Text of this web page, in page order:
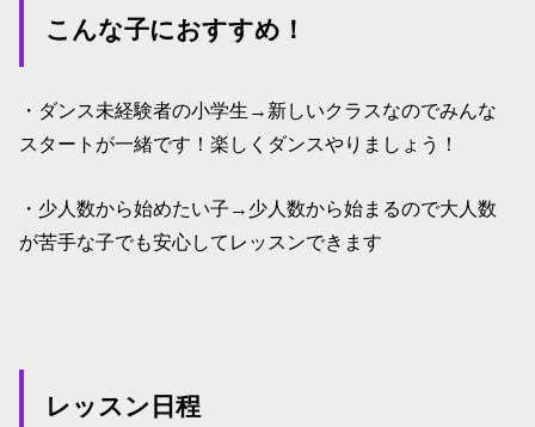
こんな子におすすめ！
・ダンス未経験者の小学生→新しいクラスなのでみんな
スタートが一緒です！楽しくダンスやりましょう！
・少人数から始めたい子→少人数から始まるので大人数
が苦手な子でも安心してレッスンできます
レッスン日程